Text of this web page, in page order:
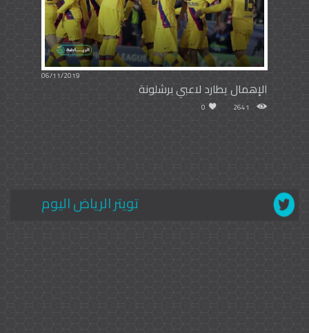
06/11/2019
الإهمال يطارد لاعبي برشلونة
2641
0
تويتر الرياض اليوم